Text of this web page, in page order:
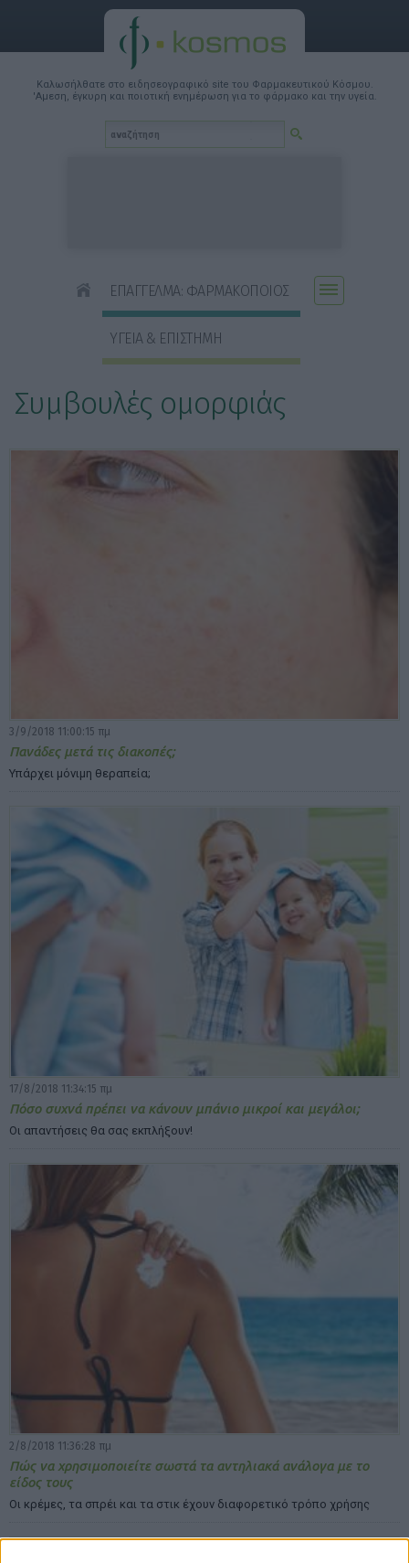
Καλωσήλθατε στο ειδησεογραφικό site του Φαρμακευτικού Κόσμου.
'Αμεση, έγκυρη και ποιοτική ενημέρωση για το φάρμακο και την υγεία.
ΕΠΑΓΓΕΛΜΑ: ΦΑΡΜΑΚΟΠΟΙΟΣ
ΥΓΕΙΑ & ΕΠΙΣΤΗΜΗ
Συμβουλές ομορφιάς
ΕΠΙΛΟΓΕΣ ΕΜΦΑΝΙΣΗΣ ΑΡΘΡΩΝ:
3/9/2018 11:00:15 πμ
Πανάδες μετά τις διακοπές;
Υπάρχει μόνιμη θεραπεία;
17/8/2018 11:34:15 πμ
Πόσο συχνά πρέπει να κάνουν μπάνιο μικροί και μεγάλοι;
Οι απαντήσεις θα σας εκπλήξουν!
2/8/2018 11:36:28 πμ
Πώς να χρησιμοποιείτε σωστά τα αντηλιακά ανάλογα με το
είδος τους
Οι κρέμες, τα σπρέι και τα στικ έχουν διαφορετικό τρόπο χρήσης